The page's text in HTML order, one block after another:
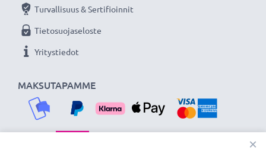
MAKSUTAPAMME
Turvallisuus & Sertifioinnit
Tietosuojaseloste
Yritystiedot
×